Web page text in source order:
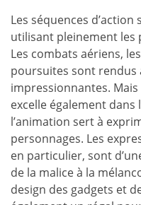
Les séquences
utilisant pleinement les
Les combats aériens,
poursuites sont rendus
impressionnantes. Mais
excelle également
l’animation sert à
personnages. Les
en particulier, sont
de la malice à la
design des gadgets et